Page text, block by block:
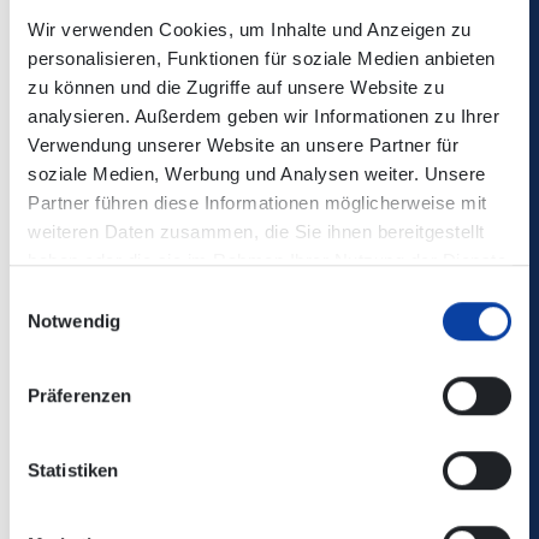
Wir verwenden Cookies, um Inhalte und Anzeigen zu
personalisieren, Funktionen für soziale Medien anbieten
zu können und die Zugriffe auf unsere Website zu
analysieren. Außerdem geben wir Informationen zu Ihrer
Verwendung unserer Website an unsere Partner für
soziale Medien, Werbung und Analysen weiter. Unsere
Partner führen diese Informationen möglicherweise mit
weiteren Daten zusammen, die Sie ihnen bereitgestellt
haben oder die sie im Rahmen Ihrer Nutzung der Dienste
Notwendig
Präferenzen
Statistiken
Nämlich morgens um 6 bei seinen Kindern, wenn er
eigentlich ausschlafen will! Also, Yallah Hopp!, ran an die
Karten!
Art der Veranstaltung: Comedy
Datum & Uhrzeit: 14.11.2025, Beginn: 20.00
Eintrittspreis(e):43,20–59,30 €
Ort
Julius-Wegeler-Straße 4, 56068 Koblenz
Kontakt
S-Promotion Event GmbH